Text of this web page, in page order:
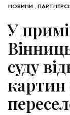
НОВИНИ ,
У
суду
картин